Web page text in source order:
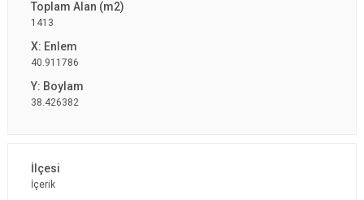
1413
40.911786
38.426382
İçerik